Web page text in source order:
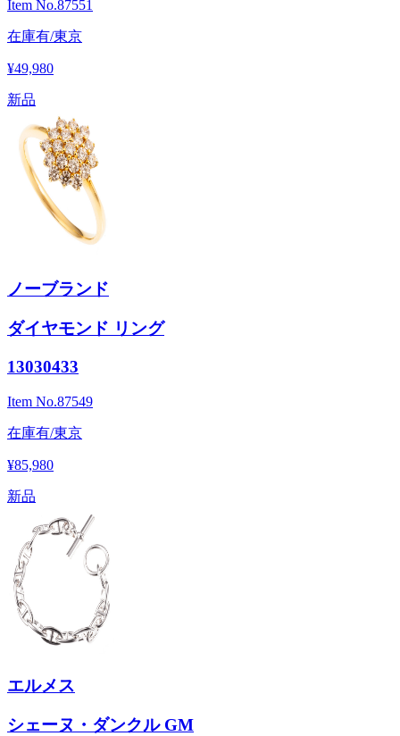
Item No.87551
在庫有/東京
¥49,980
新品
ノーブランド
ダイヤモンド リング
13030433
Item No.87549
在庫有/東京
¥85,980
新品
エルメス
シェーヌ・ダンクル GM